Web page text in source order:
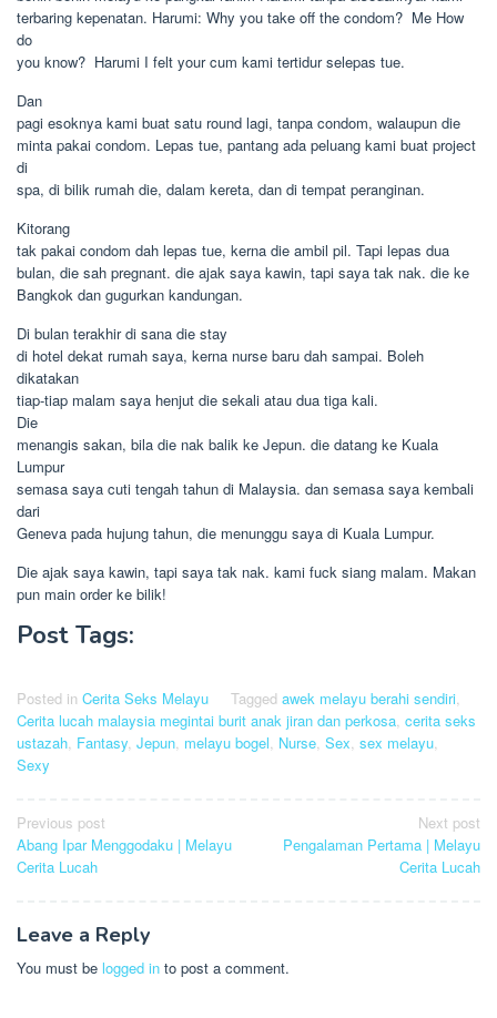
terbaring kepenatan. Harumi: Why you take off the condom?  Me How
do
you know?  Harumi I felt your cum kami tertidur selepas tue.
Dan
pagi esoknya kami buat satu round lagi, tanpa condom, walaupun die
minta pakai condom. Lepas tue, pantang ada peluang kami buat project
di
spa, di bilik rumah die, dalam kereta, dan di tempat peranginan.
Kitorang
tak pakai condom dah lepas tue, kerna die ambil pil. Tapi lepas dua
bulan, die sah pregnant. die ajak saya kawin, tapi saya tak nak. die ke
Bangkok dan gugurkan kandungan.
Di bulan terakhir di sana die stay
di hotel dekat rumah saya, kerna nurse baru dah sampai. Boleh
dikatakan
tiap-tiap malam saya henjut die sekali atau dua tiga kali.
Die
menangis sakan, bila die nak balik ke Jepun. die datang ke Kuala
Lumpur
semasa saya cuti tengah tahun di Malaysia. dan semasa saya kembali
dari
Geneva pada hujung tahun, die menunggu saya di Kuala Lumpur.
Die ajak saya kawin, tapi saya tak nak. kami fuck siang malam. Makan
pun main order ke bilik! 
Post Tags:
Posted in Cerita Seks Melayu Tagged awek melayu berahi sendiri,
Cerita lucah malaysia megintai burit anak jiran dan perkosa, cerita seks
ustazah, Fantasy, Jepun, melayu bogel, Nurse, Sex, sex melayu,
Sexy
Post
navigation
Previous post
Abang Ipar Menggodaku | Melayu
Cerita Lucah
Next post
Pengalaman Pertama | Melayu
Cerita Lucah
Leave a Reply
You must be logged in to post a comment.